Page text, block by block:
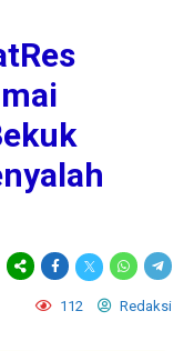
112 Redaksi